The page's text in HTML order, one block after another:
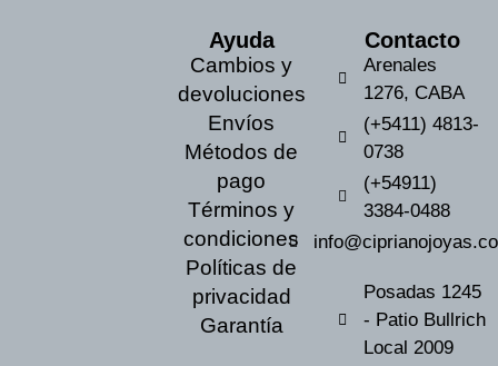
Ayuda
Cambios y
devoluciones
Envíos
Métodos de
pago
Términos y
condiciones
Políticas de
privacidad
Garantía
Contacto
Arenales
1276, CABA
(+5411) 4813-
0738
(+54911)
3384-0488
Posadas 1245
- Patio Bullrich
Local 2009